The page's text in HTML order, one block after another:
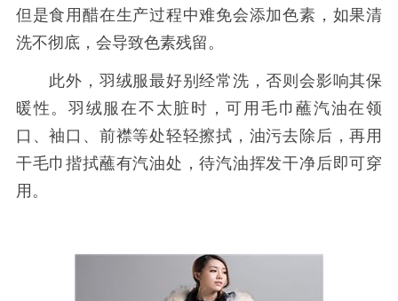
但是食用醋在生产过程中难免会添加色素，如果清
洗不彻底，会导致色素残留。
此外，羽绒服最好别经常洗，否则会影响其保
暖性。羽绒服在不太脏时，可用毛巾蘸汽油在领
口、袖口、前襟等处轻轻擦拭，油污去除后，再用
干毛巾揩拭蘸有汽油处，待汽油挥发干净后即可穿
用。